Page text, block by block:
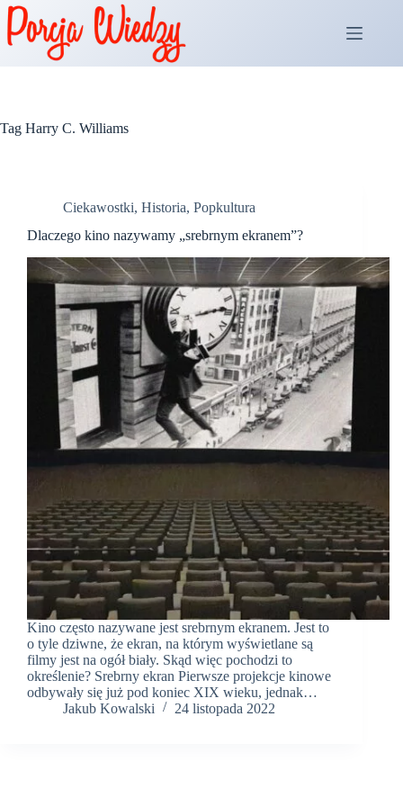
Przejdź
do
treści
Tag Harry C. Williams
Ciekawostki, Historia, Popkultura
Dlaczego kino nazywamy „srebrnym ekranem”?
Kino często nazywane jest srebrnym ekranem. Jest to
o tyle dziwne, że ekran, na którym wyświetlane są
filmy jest na ogół biały. Skąd więc pochodzi to
określenie? Srebrny ekran Pierwsze projekcje kinowe
odbywały się już pod koniec XIX wieku, jednak…
Jakub Kowalski
24 listopada 2022